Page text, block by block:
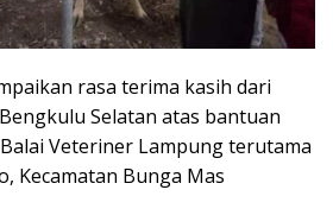
rasa terima kasih dari
Selatan atas bantuan
Veteriner Lampung terutama
Kecamatan Bunga Mas